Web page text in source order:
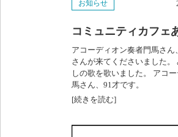
お知らせ
コミュニティカフェ
アコーディオン奏者門馬さん
さんが来てくださいました。
しの歌を歌いました。 アコ
馬さん、91才です。
[続きを読む]